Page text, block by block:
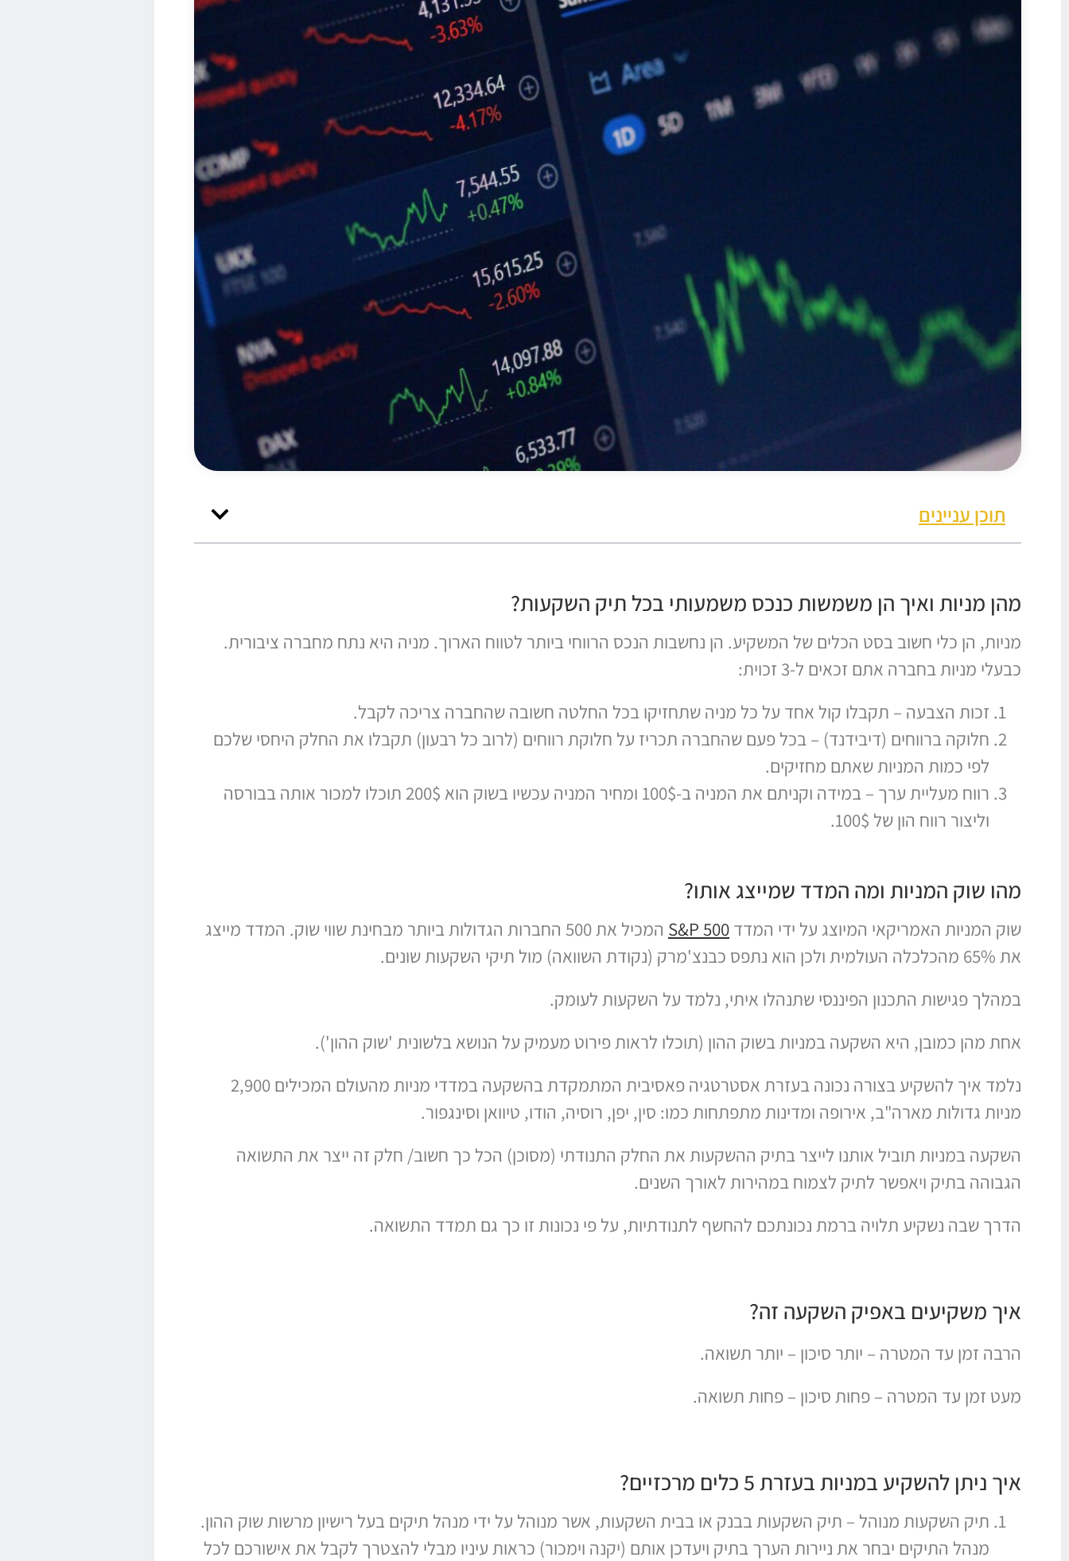
תוכן עניינים
מהן מניות ואיך הן משמשות כנכס משמעותי בכל תיק השקעות?
מניות, הן כלי חשוב בסט הכלים של המשקיע. הן נחשבות הנכס הרווחי ביותר לטווח הארוך. מניה היא נתח מחברה ציבורית.
כבעלי מניות בחברה אתם זכאים ל-3 זכוית:
זכות הצבעה – תקבלו קול אחד על כל מניה שתחזיקו בכל החלטה חשובה שהחברה צריכה לקבל.
חלוקה ברווחים (דיבידנד) – בכל פעם שהחברה תכריז על חלוקת רווחים (לרוב כל רבעון) תקבלו את החלק היחסי שלכם
לפי כמות המניות שאתם מחזיקים.
רווח מעליית ערך – במידה וקניתם את המניה ב-100$ ומחיר המניה עכשיו בשוק הוא 200$ תוכלו למכור אותה בבורסה
וליצור רווח הון של 100$.
מהו שוק המניות ומה המדד שמייצג אותו?
שוק המניות האמריקאי המיוצג על ידי המדד S&P 500
המכיל את 500 החברות הגדולות ביותר מבחינת שווי שוק. המדד מייצג
את 65% מהכלכלה העולמית ולכן הוא נתפס כבנצ'מרק (נקודת השוואה) מול תיקי השקעות שונים.
במהלך פגישות התכנון הפיננסי שתנהלו איתי, נלמד על השקעות לעומק.
אחת מהן כמובן, היא השקעה במניות בשוק ההון (תוכלו לראות פירוט מעמיק על הנושא בלשונית 'שוק ההון').
נלמד איך להשקיע בצורה נכונה בעזרת אסטרטגיה פאסיבית המתמקדת בהשקעה במדדי מניות מהעולם המכילים 2,900
מניות גדולות מארה"ב, אירופה ומדינות מתפתחות כמו: סין, יפן, רוסיה, הודו, טיוואן וסינגפור.
השקעה במניות תוביל אותנו לייצר בתיק ההשקעות את החלק התנודתי (מסוכן) הכל כך חשוב/ חלק זה ייצר את התשואה
הגבוהה בתיק ויאפשר לתיק לצמוח במהירות לאורך השנים.
הדרך שבה נשקיע תלויה ברמת נכונתכם להחשף לתנודתיות, על פי נכונות זו כך גם תמדד התשואה.
איך משקיעים באפיק השקעה זה?
הרבה זמן עד המטרה – יותר סיכון – יותר תשואה.
מעט זמן עד המטרה – פחות סיכון – פחות תשואה.
איך ניתן להשקיע במניות בעזרת 5 כלים מרכזיים?
תיק השקעות מנוהל – תיק השקעות בבנק או בבית השקעות, אשר מנוהל על ידי מנהל תיקים בעל רישיון מרשות שוק ההון.
מנהל התיקים יבחר את ניירות הערך בתיק ויעדכן אותם (יקנה וימכור) כראות עיניו מבלי להצטרך לקבל את אישורכם לכל